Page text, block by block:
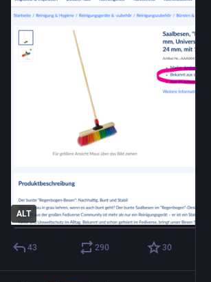
ALT
43 290 30